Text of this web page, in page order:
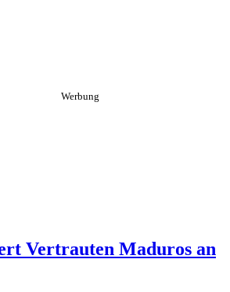
Vertrauten Maduros an